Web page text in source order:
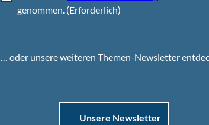
genommen. (Erforderlich)
… oder unsere weiteren Themen-Newsletter
Unsere Newsletter